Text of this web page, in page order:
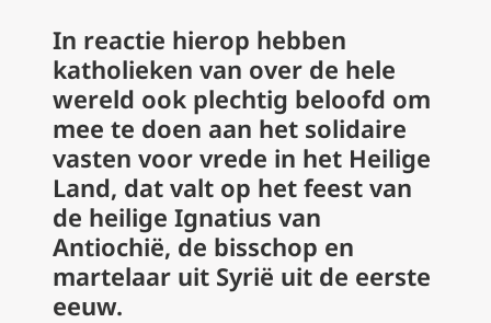
In reactie hierop hebben
katholieken van over de hele
wereld ook plechtig beloofd om
mee te doen aan het solidaire
vasten voor vrede in het Heilige
Land, dat valt op het feest van
de heilige Ignatius van
Antiochië, de bisschop en
martelaar uit Syrië uit de eerste
eeuw.